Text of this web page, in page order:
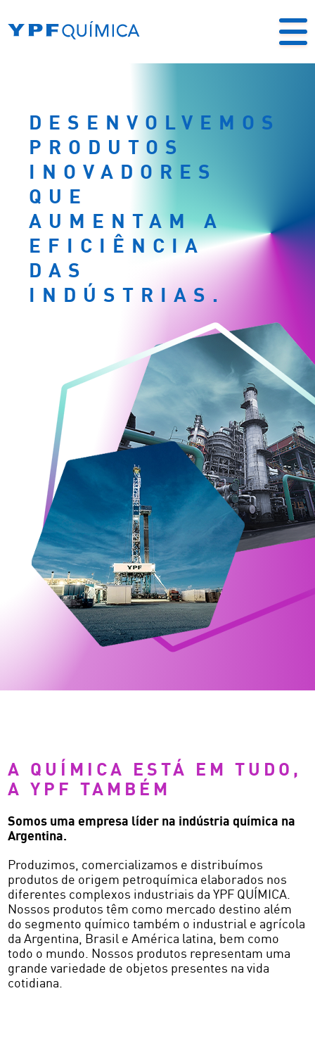
DESENVOLVEMOS
PRODUTOS
INOVADORES
QUE
AUMENTAM A
EFICIÊNCIA
DAS
INDÚSTRIAS.
A QUÍMICA ESTÁ EM TUDO,
A YPF TAMBÉM
Somos uma empresa líder na indústria química na
Argentina.
Produzimos, comercializamos e distribuímos
produtos de origem petroquímica elaborados nos
diferentes complexos industriais da YPF QUÍMICA.
Nossos produtos têm como mercado destino além
do segmento químico também o industrial e agrícola
da Argentina, Brasil e América latina, bem como
todo o mundo. Nossos produtos representam uma
grande variedade de objetos presentes na vida
cotidiana.